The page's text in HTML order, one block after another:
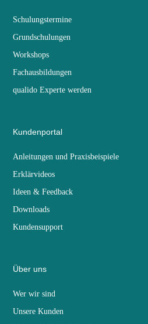
Schulungstermine
Grundschulungen
Workshops
Fachausbildungen
qualido Experte werden
Kundenportal
Anleitungen und Praxisbeispiele
Erklärvideos
Ideen & Feedback
Downloads
Kundensupport
Über uns
Wer wir sind
Unsere Kunden